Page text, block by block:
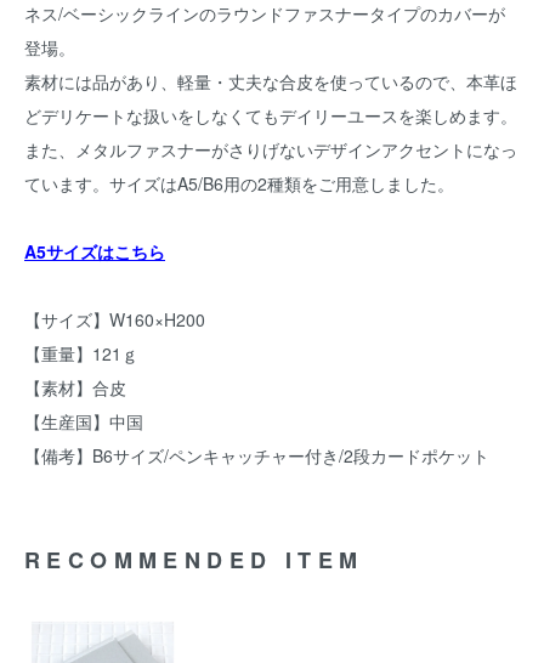
ネス/ベーシックラインのラウンドファスナータイプのカバーが
登場。
素材には品があり、軽量・丈夫な合皮を使っているので、本革ほ
どデリケートな扱いをしなくてもデイリーユースを楽しめます。
また、メタルファスナーがさりげないデザインアクセントになっ
ています。サイズはA5/B6用の2種類をご用意しました。
A5サイズはこちら
【サイズ】W160×H200
【重量】121ｇ
【素材】合皮
【生産国】中国
【備考】B6サイズ/ペンキャッチャー付き/2段カードポケット
RECOMMENDED ITEM